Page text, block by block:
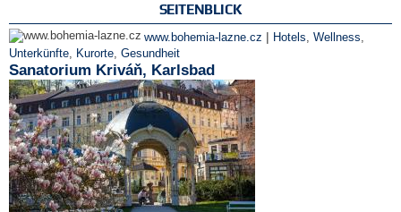
SEITENBLICK
www.bohemia-lazne.cz | Hotels Wellness
Unterkünfte
Kurorte Gesundheit
Sanatorium Kriváň, Karlsbad